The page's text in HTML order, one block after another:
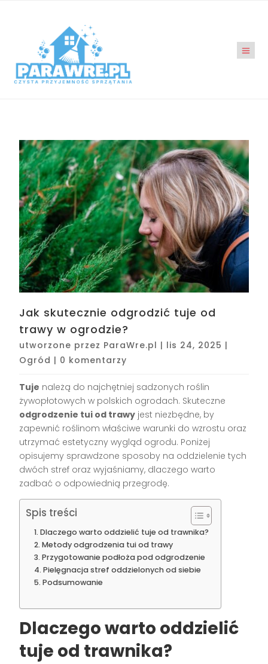
Jak skutecznie odgrodzić tuje od
trawy w ogrodzie?
utworzone przez ParaWre.pl | lis 24, 2025 |
Ogród | 0 komentarzy
Tuje należą do najchętniej sadzonych roślin
żywopłotowych w polskich ogrodach. Skuteczne
odgrodzenie tui od trawy jest niezbędne, by
zapewnić roślinom właściwe warunki do wzrostu oraz
utrzymać estetyczny wygląd ogrodu. Poniżej
opisujemy sprawdzone sposoby na oddzielenie tych
dwóch stref oraz wyjaśniamy, dlaczego warto
zadbać o odpowiednią przegrodę.
Spis treści
Dlaczego warto oddzielić tuje od trawnika?
Metody odgrodzenia tui od trawy
Przygotowanie podłoża pod odgrodzenie
Pielęgnacja stref oddzielonych od siebie
Podsumowanie
Dlaczego warto oddzielić
tuje od trawnika?